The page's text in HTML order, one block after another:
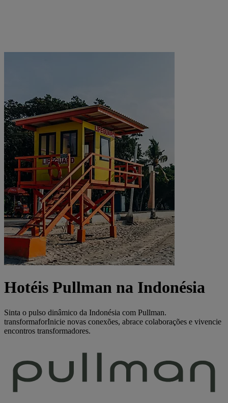
Hotéis Pullman na Indonésia
Sinta o pulso dinâmico da Indonésia com Pullman.
transformaforInicie novas conexões, abrace colaborações e vivencie
encontros transformadores.